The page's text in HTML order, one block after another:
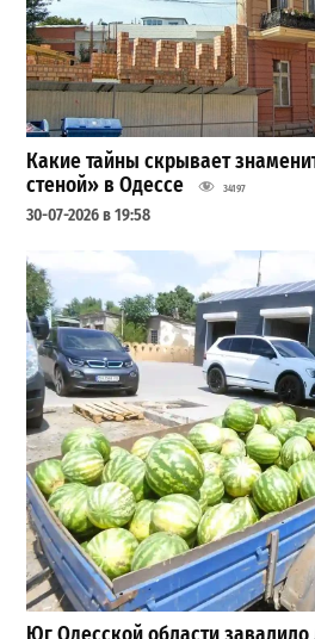
Какие тайны скрывает
стеной» в Одессе
34197
30-07-2026 в 19:58